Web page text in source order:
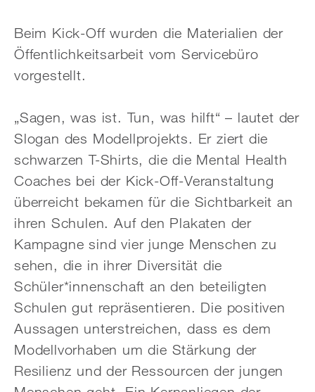
Beim Kick-Off wurden die Materialien der
Öffentlichkeitsarbeit vom Servicebüro
vorgestellt.
„Sagen, was ist. Tun, was hilft“ – lautet der
Slogan des Modellprojekts. Er ziert die
schwarzen T-Shirts, die die Mental Health
Coaches bei der Kick-Off-Veranstaltung
überreicht bekamen für die Sichtbarkeit an
ihren Schulen. Auf den Plakaten der
Kampagne sind vier junge Menschen zu
sehen, die in ihrer Diversität die
Schüler*innenschaft an den beteiligten
Schulen gut repräsentieren. Die positiven
Aussagen unterstreichen, dass es dem
Modellvorhaben um die Stärkung der
Resilienz und der Ressourcen der jungen